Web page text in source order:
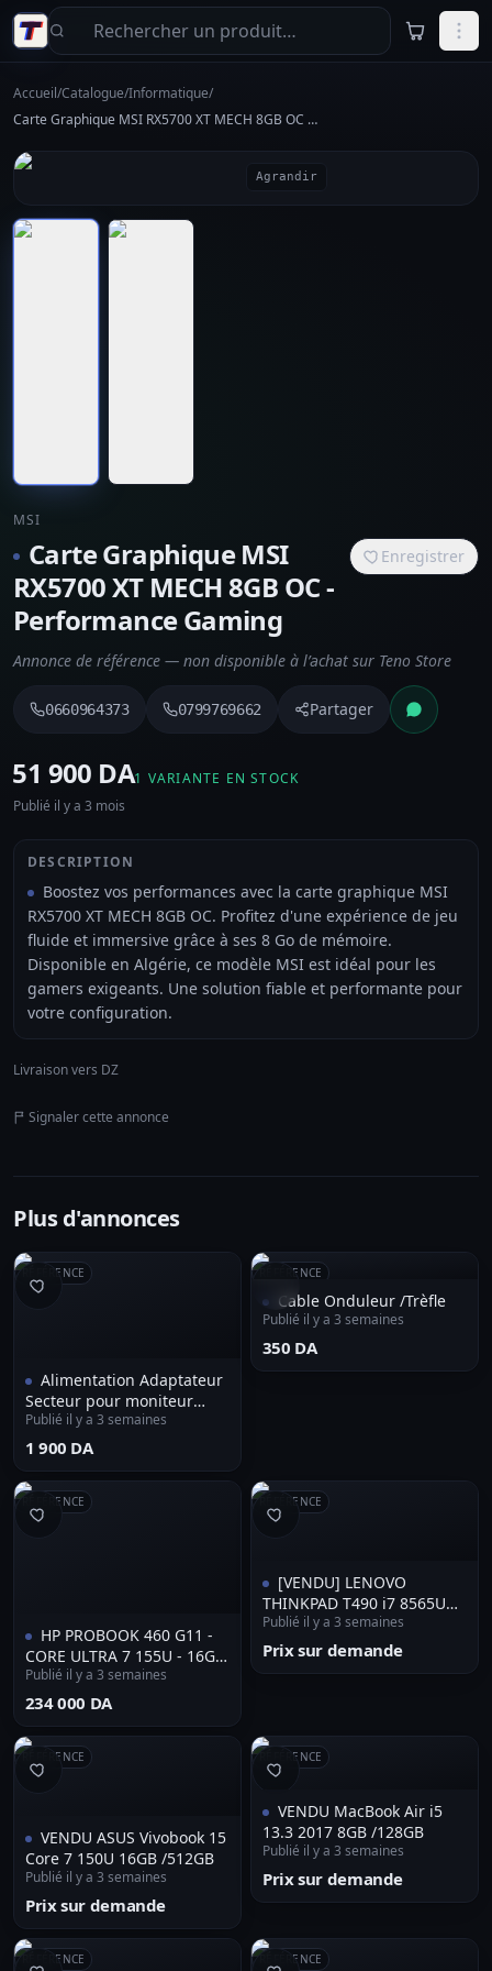
Aller au contenu principal
Accueil/Catalogue/Informatique/
Carte Graphique MSI RX5700 XT MECH 8GB OC - Performance Gaming
Agrandir
MSI
Carte Graphique MSI
RX5700 XT MECH 8GB OC -
Performance Gaming
Enregistrer
Annonce de référence — non disponible à l’achat sur Teno Store
0660964373 0799769662 Partager
⁦51 900 DA⁩1 VARIANTE EN STOCK
Publié il y a 3 mois
DESCRIPTION
Boostez vos performances avec la carte graphique MSI
RX5700 XT MECH 8GB OC. Profitez d'une expérience de jeu
fluide et immersive grâce à ses 8 Go de mémoire.
Disponible en Algérie, ce modèle MSI est idéal pour les
gamers exigeants. Une solution fiable et performante pour
votre configuration.
Livraison vers DZ
Signaler cette annonce
Plus d'annonces
RÉFÉRENCE
Alimentation Adaptateur
Secteur pour moniteur
Ecran LG 12V 3A 6.5 x
4.4mm
Publié il y a 3 semaines
⁦1 900 DA⁩
RÉFÉRENCE
Cable Onduleur /Trèfle
Publié il y a 3 semaines
⁦350 DA⁩
RÉFÉRENCE
HP PROBOOK 460 G11 -
CORE ULTRA 7 155U - 16GB
- 512GB SSD - 16" FHD -
RÉTROÉCLAIRÉ - WIN 11 -
Publié il y a 3 semaines
⁦234 000 DA⁩
RÉFÉRENCE
[VENDU] LENOVO
THINKPAD T490 i7 8565U
16GB/256GB
Publié il y a 3 semaines
Prix sur demande
RÉFÉRENCE
VENDU ASUS Vivobook 15
Core 7 150U 16GB /512GB
Publié il y a 3 semaines
Prix sur demande
RÉFÉRENCE
VENDU MacBook Air i5
13.3 2017 8GB /128GB
Publié il y a 3 semaines
Prix sur demande
RÉFÉRENCE RÉFÉRENCE